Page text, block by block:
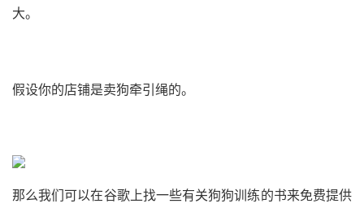
大。
假设你的店铺是卖狗牵引绳的。
那么我们可以在谷歌上找一些有关狗狗训练的书来免费提供